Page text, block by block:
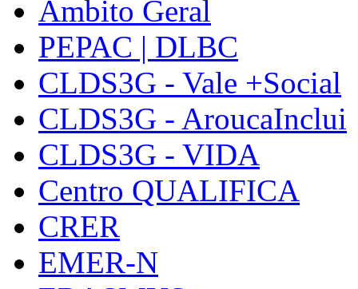
Âmbito Geral
PEPAC | DLBC
CLDS3G - Vale +Social
CLDS3G - AroucaInclui
CLDS3G - VIDA
Centro QUALIFICA
CRER
EMER-N